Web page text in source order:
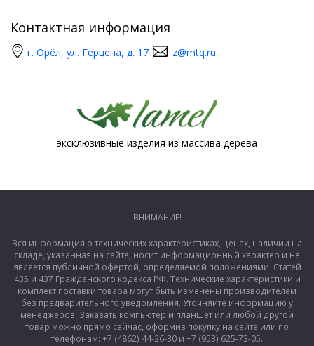
Контактная информация
г. Орёл, ул. Герцена, д. 17 z@mtq.ru
эксклюзивные изделия из массива дерева
ВНИМАНИЕ!
Вся информация о технических характеристиках, ценах, наличии на
складе, указанная на сайте, носит информационный характер и не
является публичной офертой, определяемой положениями Статей
435 и 437 Гражданского кодекса РФ. Технические характеристики и
комплект поставки товара могут быть изменены производителем
без предварительного уведомления. Уточняйте информацию у
менеджеров. Заказать компьютер и планшет или любой другой
товар можно прямо сейчас, оформив покупку на сайте или по
телефонам: +7 (4862) 44-26-30 и +7 (953) 625-73-05.